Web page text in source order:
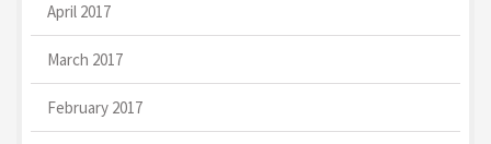
April 2017
March 2017
February 2017